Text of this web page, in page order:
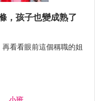
，孩子也變成熟了
看看眼前這個稱職的姐